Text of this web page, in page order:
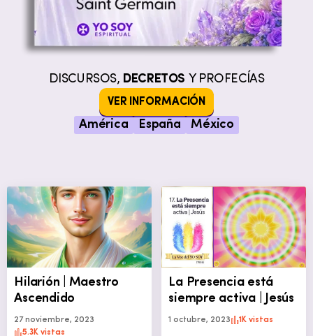
DISCURSOS, DECRETOS Y PROFECÍAS
VER INFORMACIÓN
América España México
Hilarión | Maestro
Ascendido
27 noviembre, 2023
5.3K vistas
La Presencia está
siempre activa | Jesús
1 octubre, 2023 1K vistas